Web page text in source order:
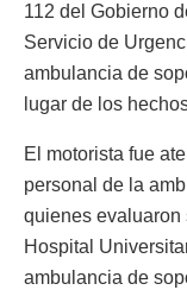
112 del Gobierno
Servicio de
ambulancia de
lugar de los
El motorista fue
personal de la
quienes evaluaron
Hospital
ambulancia de